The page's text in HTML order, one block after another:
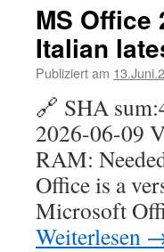
MS Office
Italian
Publiziert am
🔗 SHA
2026-06-09
RAM:
Office is a
Microsoft
Weiterlesen